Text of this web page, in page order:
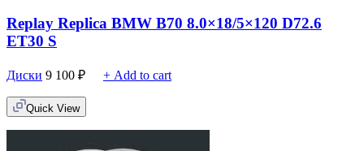
Replay Replica BMW B70 8.0×18/5×120 D72.6
ET30 S
Диски 9 100 ₽ + Add to cart
Quick View